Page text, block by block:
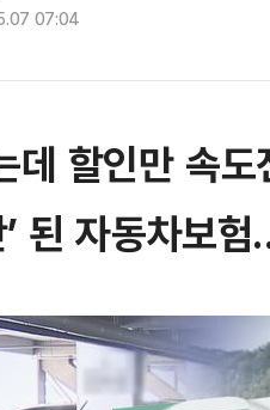
07:04
데 할인만 속
된 자동차보